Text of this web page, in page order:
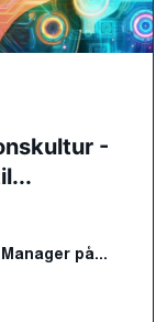
-
på...